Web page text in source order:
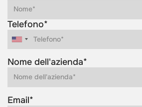
Telefono*
Nome dell'azienda*
Email*